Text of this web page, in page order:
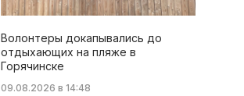
Волонтеры докапывались до
отдыхающих на пляже в
Горячинске
09.08.2026 в 14:48